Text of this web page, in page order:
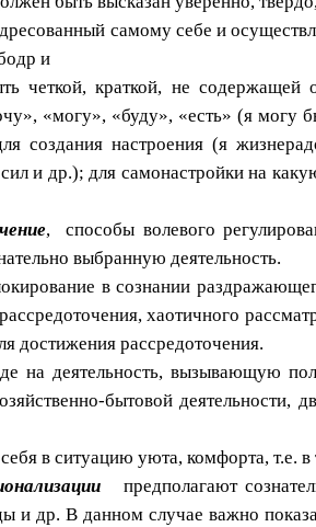
самому себе и
и
четкой, краткой, не содержащей
«могу», «буду», «есть» (я
создания настроения (я
и др.); для самонастройки на
, способы волевого
выбранную деятельность.
в сознании
хаотичного
достижения рассредоточения.
на деятельность, вызывающую
бытовой деятельности,
в ситуацию уюта, комфорта, т.е.
предполагают
и др. В данном случае важно